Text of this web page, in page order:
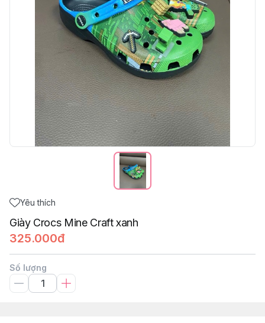
Yêu thích
Giày Crocs Mine Craft xanh
325.000đ
Số lượng